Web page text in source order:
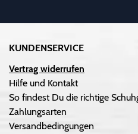
KUNDENSERVICE
Vertrag widerrufen
Hilfe und Kontakt
So findest Du die richtige
Zahlungsarten
Versandbedingungen